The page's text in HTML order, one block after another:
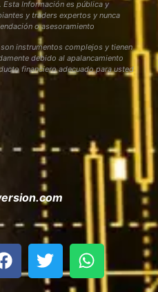
Información es pública y
y traders expertos y nunca
o asesoramiento
instrumentos complejos y tienen
debido al apalancamiento
financiero adecuado para usted